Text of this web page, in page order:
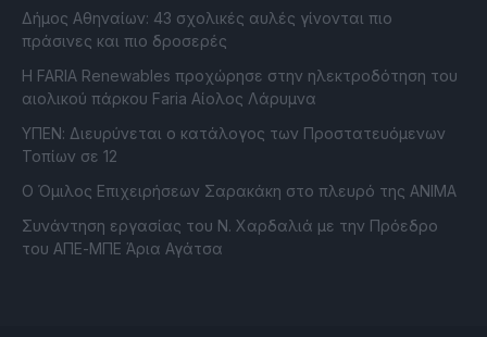
Δήμος Αθηναίων: 43 σχολικές αυλές γίνονται πιο
πράσινες και πιο δροσερές
Η FARIA Renewables προχώρησε στην ηλεκτροδότηση του
αιολικού πάρκου Faria Αίολος Λάρυμνα
ΥΠΕΝ: Διευρύνεται ο κατάλογος των Προστατευόμενων
Τοπίων σε 12
O Όμιλος Επιχειρήσεων Σαρακάκη στο πλευρό της ΑΝΙΜΑ
Συνάντηση εργασίας του Ν. Χαρδαλιά με την Πρόεδρο
του ΑΠΕ-ΜΠΕ Άρια Αγάτσα